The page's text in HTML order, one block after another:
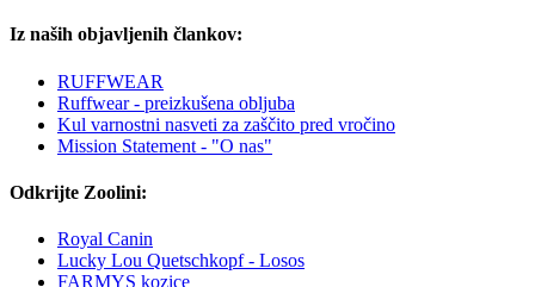
Iz naših objavljenih člankov:
RUFFWEAR
Ruffwear - preizkušena obljuba
Kul varnostni nasveti za zaščito pred vročino
Mission Statement - "O nas"
Odkrijte Zoolini:
Royal Canin
Lucky Lou Quetschkopf - Losos
FARMYS kozice